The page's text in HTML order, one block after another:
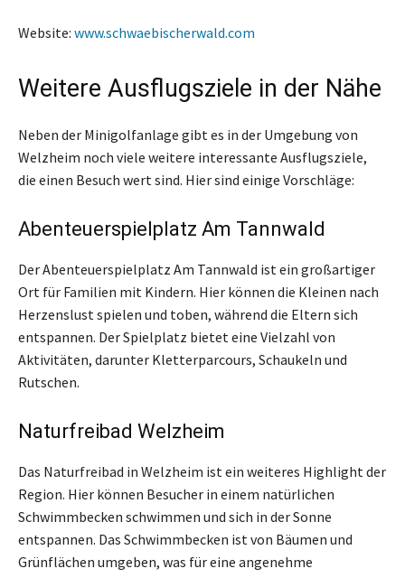
Website: www.schwaebischerwald.com
Weitere Ausflugsziele in der Nähe
Neben der Minigolfanlage gibt es in der Umgebung von
Welzheim noch viele weitere interessante Ausflugsziele,
die einen Besuch wert sind. Hier sind einige Vorschläge:
Abenteuerspielplatz Am Tannwald
Der Abenteuerspielplatz Am Tannwald ist ein großartiger
Ort für Familien mit Kindern. Hier können die Kleinen nach
Herzenslust spielen und toben, während die Eltern sich
entspannen. Der Spielplatz bietet eine Vielzahl von
Aktivitäten, darunter Kletterparcours, Schaukeln und
Rutschen.
Naturfreibad Welzheim
Das Naturfreibad in Welzheim ist ein weiteres Highlight der
Region. Hier können Besucher in einem natürlichen
Schwimmbecken schwimmen und sich in der Sonne
entspannen. Das Schwimmbecken ist von Bäumen und
Grünflächen umgeben, was für eine angenehme